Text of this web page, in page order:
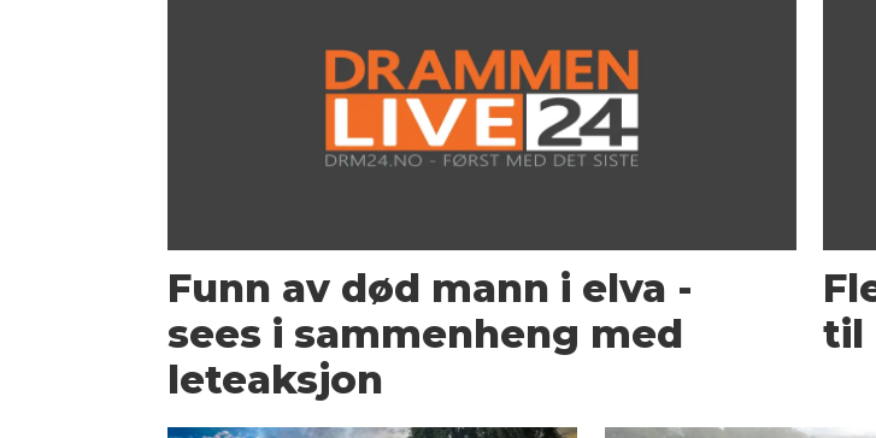
Funn av død mann i elva -
sees i sammenheng med
leteaksjon
til